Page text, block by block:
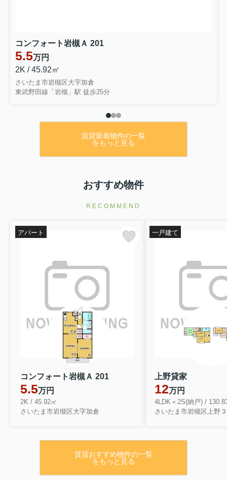
コンフォート岩槻Ａ 201
5.5万円
2K / 45.92㎡
さいたま市岩槻区大字加倉
東武野田線「岩槻」駅 徒歩25分
賃貸新着物件の一覧
をもっと見る
おすすめ物件
RECOMMEND
コンフォート岩槻Ａ 201
5.5万円
2K / 45.92㎡
さいたま市岩槻区大字加倉
アパート
上野貸家
12万円
4LDK＋2S(納戸) /
さいたま市岩槻区上野
一戸建て
賃貸おすすめ物件の一覧
をもっと見る